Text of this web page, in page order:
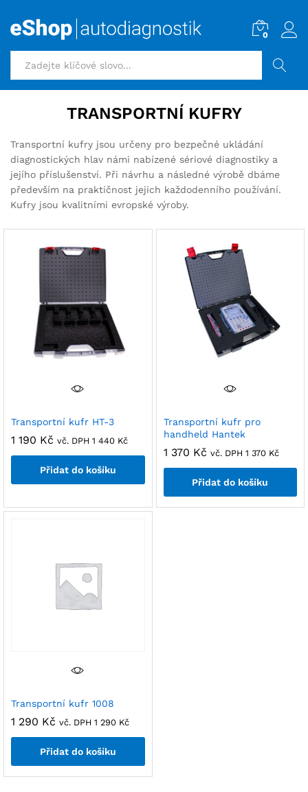
0
TRANSPORTNÍ KUFRY
Transportní kufry jsou určeny pro bezpečné ukládání
diagnostických hlav námi nabízené sériové diagnostiky a
jejího příslušenství. Při návrhu a následné výrobě dbáme
především na praktičnost jejich každodenního používání.
Kufry jsou kvalitními evropské výroby.
Transportní kufr HT-3
1 190 Kč vč. DPH 1 440 Kč
Přidat do košíku
Transportní kufr pro
handheld Hantek
1 370 Kč vč. DPH 1 370 Kč
Přidat do košíku
Transportní kufr 1008
1 290 Kč vč. DPH 1 290 Kč
Přidat do košíku